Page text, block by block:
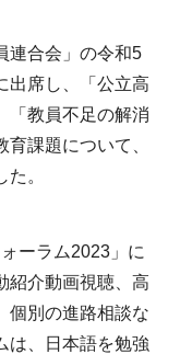
連合会」の令和5
出席し、「公立高
「教員不足の解消
課題について、
。
ーラム2023」に
紹介動画視聴、高
個別の進路相談な
は、日本語を勉強